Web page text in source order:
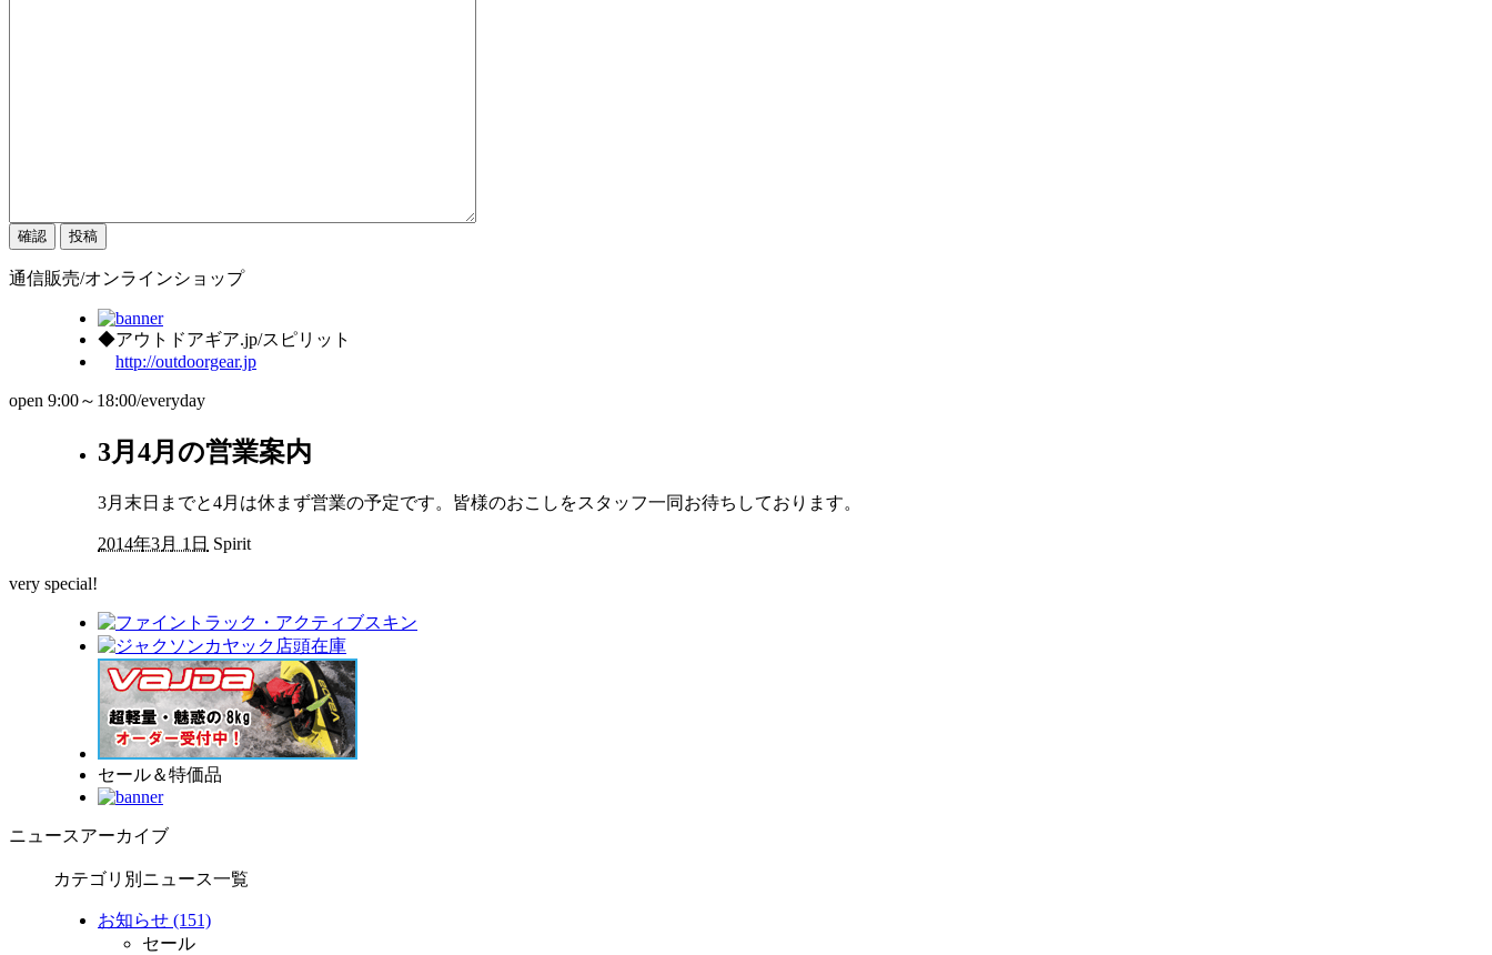
通信販売/オンラインショップ
◆アウトドアギア.jp/スピリット
http://outdoorgear.jp
open 9:00～18:00/everyday
3月4月の営業案内
3月末日までと4月は休まず営業の予定です。皆様のおこしをスタッフ一同お待ちしております。
2014年3月 1日 Spirit
very special!
セール＆特価品
ニュースアーカイブ
カテゴリ別ニュース一覧
お知らせ (151)
セール